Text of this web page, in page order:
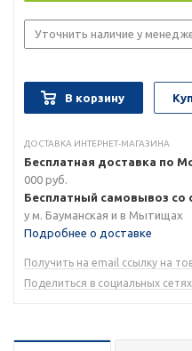
Уточнить наличие у
В корзину
ДОСТАВКА ИНТЕРНЕТ-МАГАЗИНА
Бесплатная доставка по
000 руб.
Бесплатный самовывоз со
у м. Бауманская и в Мытищах
Подробнее о доставке
Получить на email ссылку на
Поделиться в социальных сетях